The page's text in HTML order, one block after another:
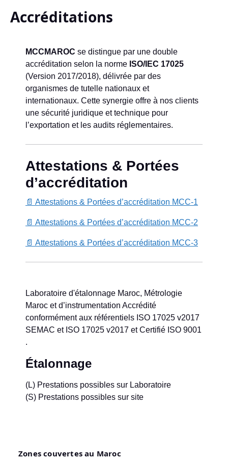
Accréditations
MCCMAROC se distingue par une double
accréditation selon la norme ISO/IEC 17025
(Version 2017/2018), délivrée par des
organismes de tutelle nationaux et
internationaux. Cette synergie offre à nos clients
une sécurité juridique et technique pour
l’exportation et les audits réglementaires.
Attestations & Portées
d’accréditation
📄 Attestations & Portées d’accréditation MCC-1
📄 Attestations & Portées d’accréditation MCC-2
📄 Attestations & Portées d’accréditation MCC-3
Laboratoire d'étalonnage Maroc, Métrologie
Maroc et d’instrumentation Accrédité
conformément aux référentiels ISO 17025 v2017
SEMAC et ISO 17025 v2017 et Certifié ISO 9001
.
Étalonnage
(L) Prestations possibles sur Laboratoire
(S) Prestations possibles sur site
Zones couvertes au Maroc